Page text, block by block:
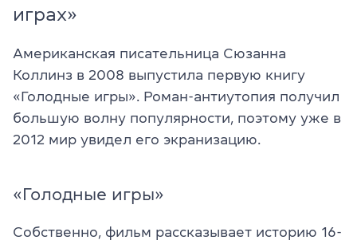
играх»
Американская писательница Сюзанна
Коллинз в 2008 выпустила первую книгу
«Голодные игры». Роман-антиутопия получил
большую волну популярности, поэтому уже в
2012 мир увидел его экранизацию.
«Голодные игры»
Собственно, фильм рассказывает историю 16-